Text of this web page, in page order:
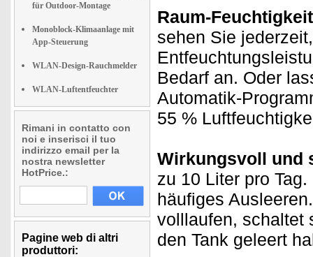
für Outdoor-Montage
Monoblock-Klimaanlage mit
App-Steuerung
WLAN-Design-Rauchmelder
WLAN-Luftentfeuchter
Rimani in contatto con
noi e inserisci il tuo
indirizzo email per la
nostra newsletter
HotPrice.:
Pagine web di altri
produttori:
Raum-
sehen Sie
Bedarf an. Oder
Automatik-
55 %
Wirkungsvoll und
zu 10 Liter pro
häufiges
volllaufen, schaltet
den Tank geleert